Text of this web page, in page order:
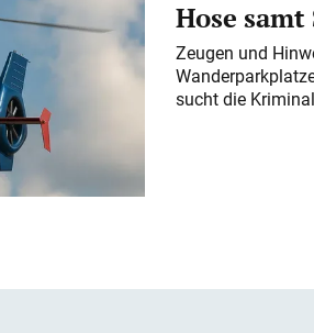
Hose
Zeugen und
sucht die